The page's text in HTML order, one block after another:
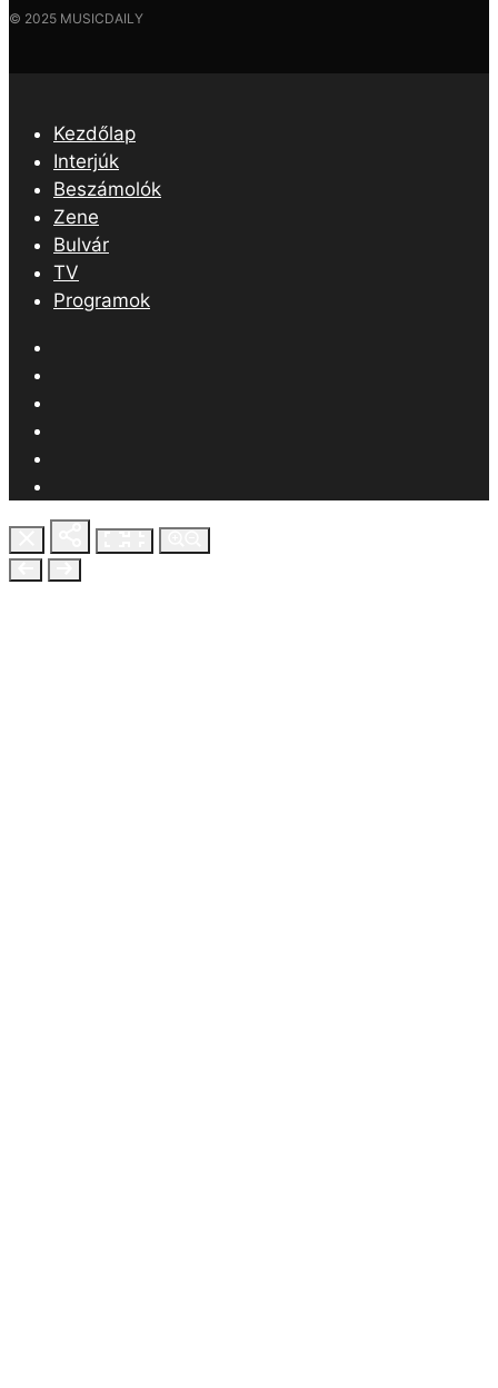
© 2025 MUSICDAILY
Kezdőlap
Interjúk
Beszámolók
Zene
Bulvár
TV
Programok